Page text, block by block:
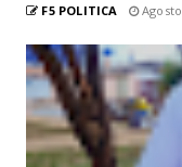
F5 POLITICA